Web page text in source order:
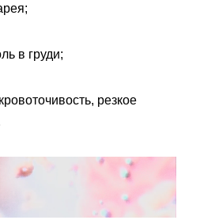
в груди;
резкое